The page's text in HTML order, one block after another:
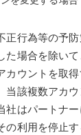
行為等の予防
た場合を除い
カウントを取
当該複数アカ
社はパートナ
の利用を停止